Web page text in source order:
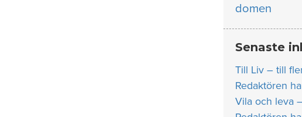
domen
Senaste
Till Liv – till
Redaktören
Vila och leva